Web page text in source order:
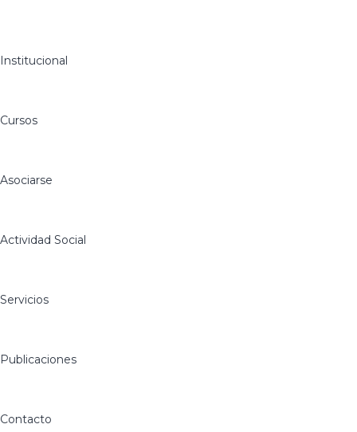
Institucional
Cursos
Asociarse
Actividad Social
Servicios
Publicaciones
Contacto